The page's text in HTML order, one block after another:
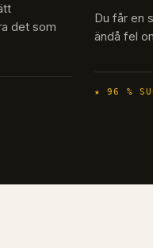
det som
Du får en
ändå fel
★96 %